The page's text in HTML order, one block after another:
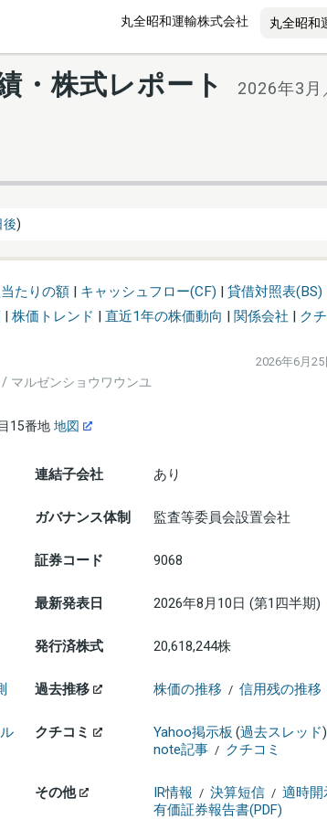
丸全昭和運輸株式会社
・株式レポート
2026年3月
後)
たりの額| キャッシュフロー(CF) | 貸借対照表(BS)
| 株価トレンド | 直近1年の株価動向 | 関係会社 | ク
マルゼンショウワウンユ
2026年6月
15番地 地図
連結子会社 あり
ガバナンス体制 監査等委員会設置会社
証券コード 9068
最新発表日 2026年8月10日 (第1四半期)
発行済株式 20,618,244株
過去推移 株価の推移 / 信用残の推移
クチコミ Yahoo掲示板 (過去スレッド)
note記事 / クチコミ
その他 IR情報 / 決算短信 / 適時開
有価証券報告書(PDF)